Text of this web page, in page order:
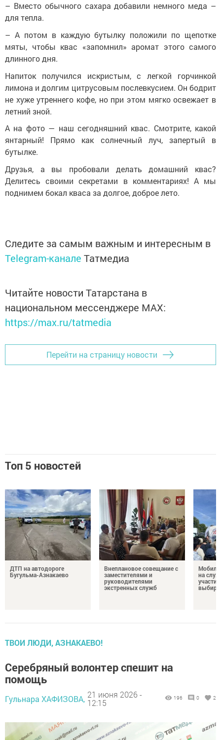
– Вместо обычного сахара добавили немного меда –
для тепла.
– А потом в каждую бутылку положили по щепотке
мяты, чтобы квас «запомнил» аромат этого самого
длинного дня.
Напиток получился искристым, с легкой горчинкой
лимона и долгим цитрусовым послевкусием. Он бодрит
не хуже утреннего кофе, но при этом мягко освежает в
летний зной.
А на фото — наш сегодняшний квас. Смотрите, какой
янтарный! Прямо как солнечный луч, запертый в
бутылке.
Друзья, а вы пробовали делать домашний квас?
Делитесь своими секретами в комментариях! А мы
поднимем бокал кваса за долгое, доброе лето.
Следите за самым важным и интересным в
Telegram-канале Татмедиа
Читайте новости Татарстана в
национальном мессенджере MАХ:
https://max.ru/tatmedia
Перейти на страницу новости
Топ 5 новостей
ДТП на автодороге
Бугульма-Азнакаево
Внеплановое совещание с
заместителями и
руководителями
экстренных служб
на
ТВОИ ЛЮДИ, АЗНАКАЕВО!
Серебряный волонтер спешит на
помощь
Гульнара ХАФИЗОВА, 21 июня 2026 -
12:15
196 0 2